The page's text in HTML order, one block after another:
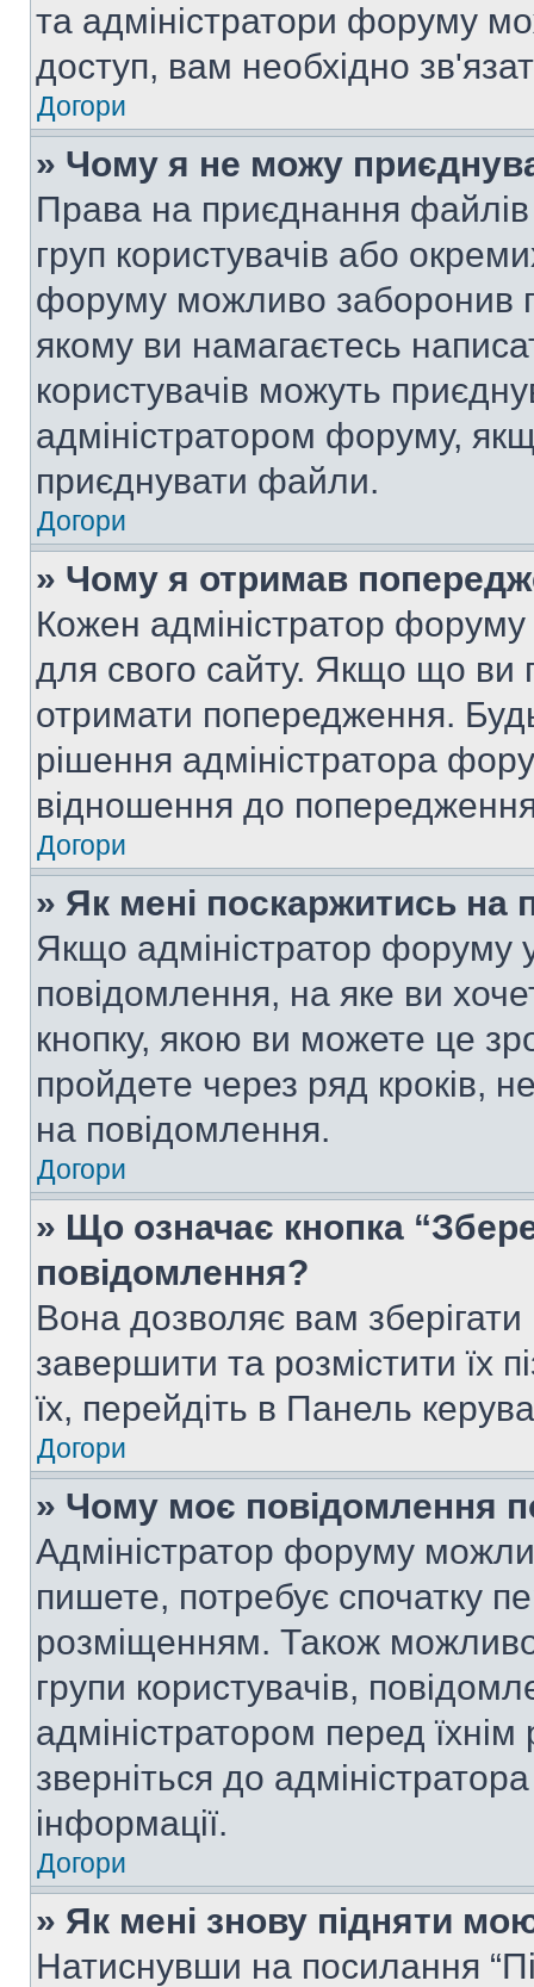
та адміністратори форуму
доступ, вам необхідно
Догори
» Чому я не можу
Права на приєднання
груп користувачів або
форуму можливо заборонив
якому ви намагаєтесь
користувачів можуть
адміністратором форуму,
приєднувати файли.
Догори
» Чому я отримав
Кожен адміністратор
для свого сайту. Якщо що
отримати попередження.
рішення адміністратора
відношення до
Догори
» Як мені поскаржитись на
Якщо адміністратор форуму
повідомлення, на яке ви
кнопку, якою ви можете це
пройдете через ряд кроків,
на повідомлення.
Догори
» Що означає кнопка
повідомлення?
Вона дозволяє вам
завершити та розмістити їх
їх, перейдіть в Панель
Догори
» Чому моє повідомлення
Адміністратор форуму
пишете, потребує спочатку
розміщенням. Також
групи користувачів,
адміністратором перед
зверніться до
інформації.
Догори
» Як мені знову підняти
Натиснувши на посилання